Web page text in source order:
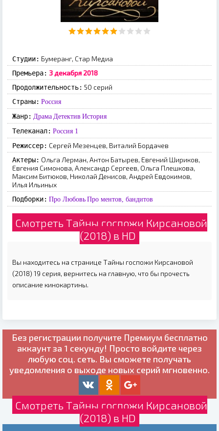
Студии: Бумеранг, Стар Медиа
Премьера: 3 декабря 2018
Продолжительность: 50 серий
Страны: Россия
Жанр: Драма Детектив История
Телеканал: Россия 1
Режиссер: Сергей Мезенцев, Виталий Бордачев
Актеры: Ольга Лерман, Антон Батырев, Евгений Шириков,
Евгения Симонова, Александр Сергеев, Ольга Плешкова,
Максим Битюков, Николай Денисов, Андрей Евдокимов,
Илья Ильиных
Подборки: Про Любовь Про ментов, бандитов
Смотреть Тайны госпожи Кирсановой
(2018) в HD
Вы находитесь на странице Тайны госпожи Кирсановой
(2018) 19 серия, вернитесь на главную, что бы прочесть
описание кинокартины.
Без регистрации получите Премиум бесплатно
аккаунт за 1 секунду! Просто войдите через
любую соц. сеть. Вы сможете получать
уведомления о выходе новых серий мгновенно.
Смотреть Тайны госпожи Кирсановой
(2018) в HD